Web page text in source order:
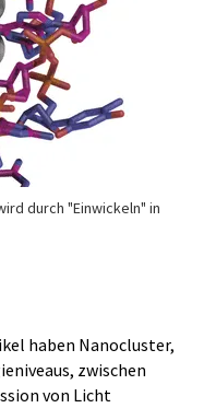
durch "Einwickeln" in
haben Nanocluster,
zwischen
von Licht